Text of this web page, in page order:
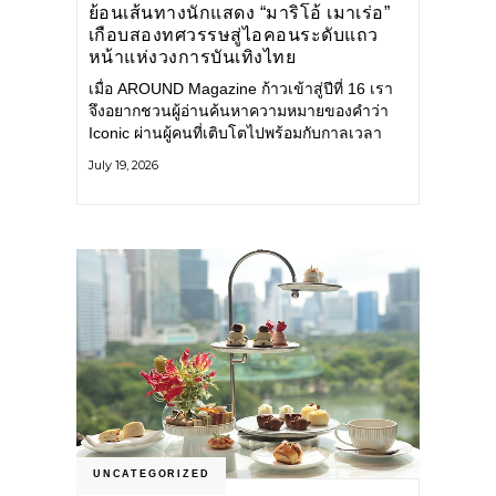
ย้อนเส้นทางนักแสดง “มาริโอ้ เมาเร่อ”
เกือบสองทศวรรษสู่ไอคอนระดับแถว
หน้าแห่งวงการบันเทิงไทย
เมื่อ AROUND Magazine ก้าวเข้าสู่ปีที่ 16 เรา
จึงอยากชวนผู้อ่านค้นหาความหมายของคำว่า
Iconic ผ่านผู้คนที่เติบโตไปพร้อมกับกาลเวลา
คือ มาริโอ้ เมาเร่อ
July 19, 2026
UNCATEGORIZED